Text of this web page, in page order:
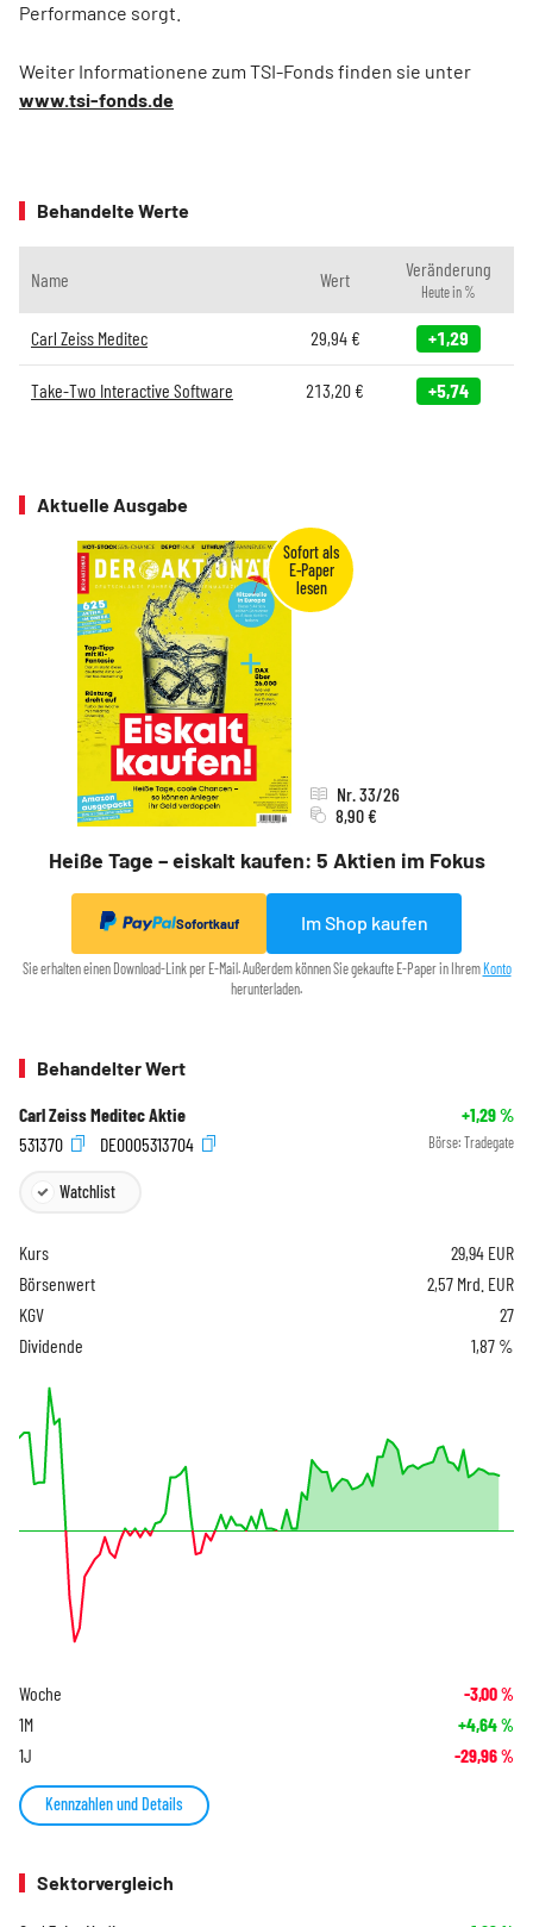
Performance sorgt.
Weiter Informationene zum TSI-Fonds finden sie unter
www.tsi-fonds.de
Behandelte Werte
Name Wert Veränderung
Heute in %
Carl Zeiss Meditec 29,94€ +1,29
Take-Two Interactive Software 213,20 € +5,74
Aktuelle Ausgabe
Heiße Tage – eiskalt kaufen: 5 Aktien im Fokus
Nr. 33/26
8,90 €
Sofortkauf Im Shop kaufen
Sie erhalten einen Download-Link per E-Mail. Außerdem können Sie gekaufte E-Paper in IhremKonto
herunterladen.
Behandelter Wert
Carl Zeiss Meditec Aktie +1,29%
531370
DE0005313704 Börse: Tradegate
Watchlist
Kurs 29,94 EUR
Börsenwert
2,57 Mrd. EUR
KGV
27
Dividende
1,87 %
Woche -3,00%
1M +4,64%
1J -29,96%
Kennzahlen und Details
Sektorvergleich